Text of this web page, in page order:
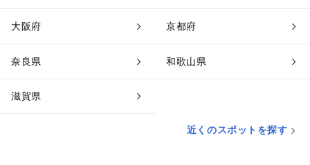
大阪府 京都府
奈良県 和歌山県
滋賀県
近くのスポットを探す